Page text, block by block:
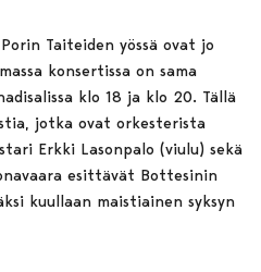
Taiteiden yössä ovat jo
konsertissa on sama
klo 18 ja klo 20. Tällä
jotka ovat orkesterista
Erkki Lasonpalo (viulu) sekä
esittävät Bottesinin
kuullaan maistiainen syksyn